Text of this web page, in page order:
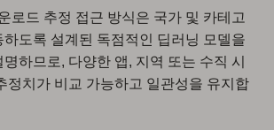
로드 추정 접근 방식은 국가 및 카테고
하도록 설계된 독점적인 딥러닝 모델을
하므로, 다양한 앱, 지역 또는 수직 시
정치가 비교 가능하고 일관성을 유지합